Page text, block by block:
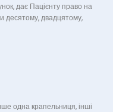
дає Пацієнту право на
десятому, двадцятому,
одна крапельниця, інші